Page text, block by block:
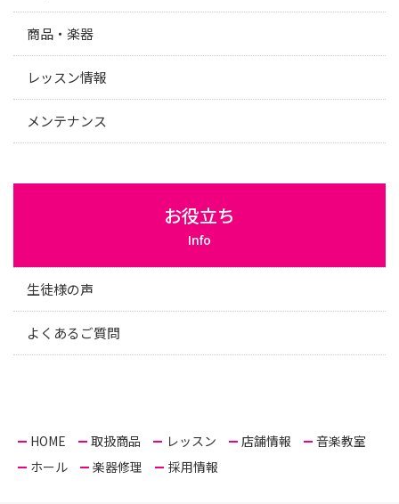
商品・楽器
レッスン情報
メンテナンス
お役立ち
Info
生徒様の声
よくあるご質問
HOME 取扱商品 レッスン 店舗情報
音楽教室
ホール
楽器修理 採用情報